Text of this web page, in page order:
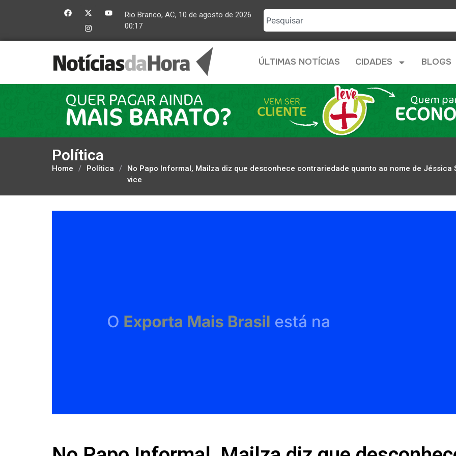
Rio Branco, AC, 10 de agosto de 2026
00:17
ÚLTIMAS NOTÍCIAS CIDADES BLOGS
Política
Home / Política /
No Papo Informal, Mailza diz que desconhece contrariedade quanto ao nome de
vice